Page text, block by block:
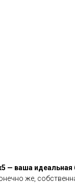
— ваша идеальная
же,